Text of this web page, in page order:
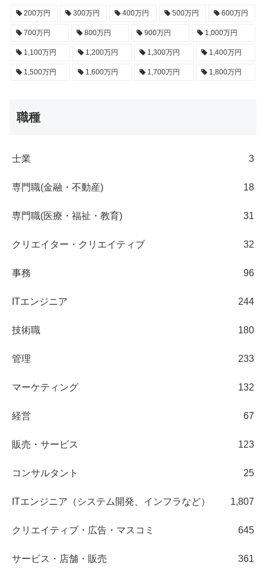
200万円 300万円 400万円 500万円 600万円
700万円 800万円 900万円 1,000万円
1,100万円 1,200万円 1,300万円 1,400万円
1,500万円 1,600万円 1,700万円 1,800万円
職種
士業 3
専門職(金融・不動産) 18
専門職(医療・福祉・教育) 31
クリエイター・クリエイティブ 32
事務 96
ITエンジニア 244
技術職 180
管理 233
マーケティング 132
経営 67
販売・サービス 123
コンサルタント 25
ITエンジニア（システム開発、インフラなど） 1,807
クリエイティブ・広告・マスコミ 645
サービス・店舗・販売 361